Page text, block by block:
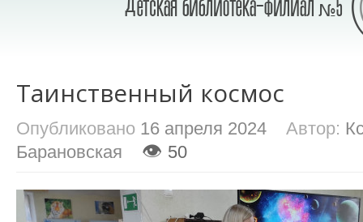
Таинственный космос
Опубликовано 16 апреля 2024 Автор:
Барановская
👁 50